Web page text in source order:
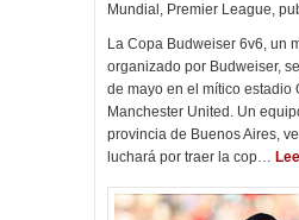
Mundial , Premier League,
La Copa Budweiser 6v6, un
organizado por Budweiser,
de mayo en el mítico estadio
Manchester United. Un
provincia de Buenos Aires,
luchará por traer la cop…